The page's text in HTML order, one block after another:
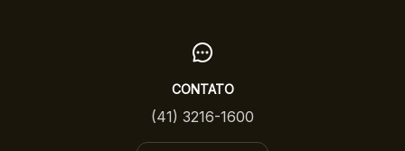
CONTATO
(41) 3216-1600